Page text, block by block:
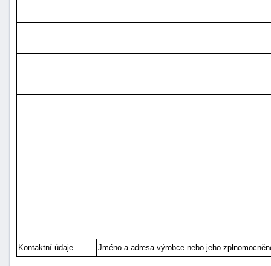
Kontaktní údaje Jméno a adresa výrobce nebo jeho